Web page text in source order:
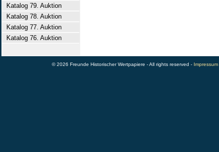
Katalog 79. Auktion
Katalog 78. Auktion
Katalog 77. Auktion
Katalog 76. Auktion
© 2026 Freunde Historischer Wertpapiere - All rights reserved - Impressum